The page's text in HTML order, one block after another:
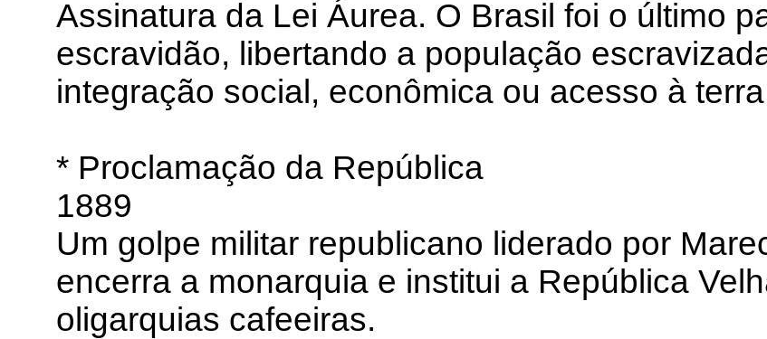
Assinatura da Lei Áurea. O Brasil foi o último
escravidão, libertando a população
integração social, econômica ou acesso à
* Proclamação da República
1889
Um golpe militar republicano liderado por
encerra a monarquia e institui a República
oligarquias cafeeiras.